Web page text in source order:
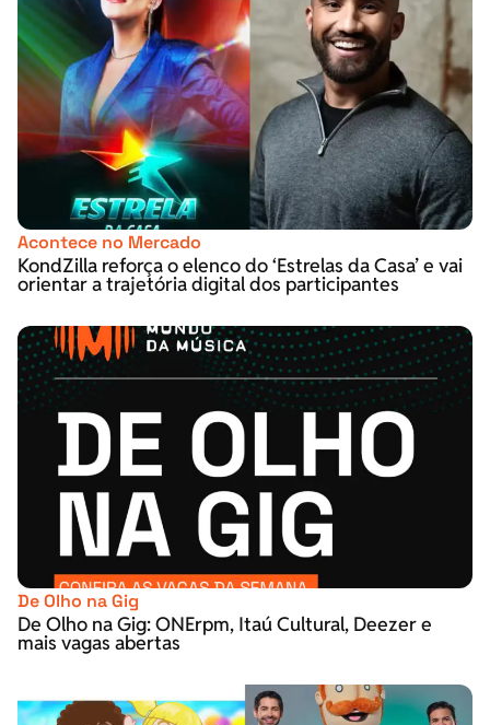
Acontece no Mercado
KondZilla reforça o elenco do ‘Estrelas da Casa’ e vai
orientar a trajetória digital dos participantes
De Olho na Gig
De Olho na Gig: ONErpm, Itaú Cultural, Deezer e
mais vagas abertas